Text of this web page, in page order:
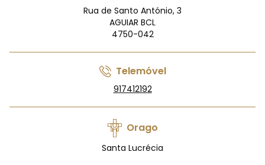
Rua de Santo António, 3
AGUIAR BCL
4750-042
Telemóvel
917412192
Orago
Santa Lucrécia